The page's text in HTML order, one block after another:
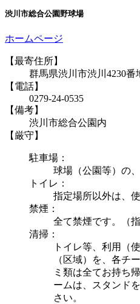
渋川市総合公園野球場
ホームページ
【最寄住所】
群馬県渋川市渋川4230番
【電話】
0279-24-0535
【備考】
渋川市総合公園内
【厳守】
駐車場：
球場（公園等）の
トイレ：
指定場所以外は、
禁煙：
全て禁煙です。（
清掃：
トイレ等、利用（
（区域）を、各チ
ミ類は全てお持ち
ームは、スタンド
さい。